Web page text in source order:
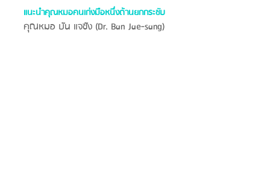
แนะนำคุณหมอคนเก่งมือหนึ่งด้านยกกระชับ
คุณหมอ บัน แจซัง (Dr. Ban Jae-sang)